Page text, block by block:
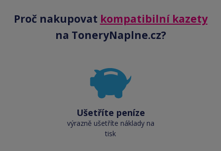
Proč nakupovat kompatibilní kazety
na ToneryNaplne.cz?
Ušetříte peníze
výrazně ušetříte náklady na
tisk